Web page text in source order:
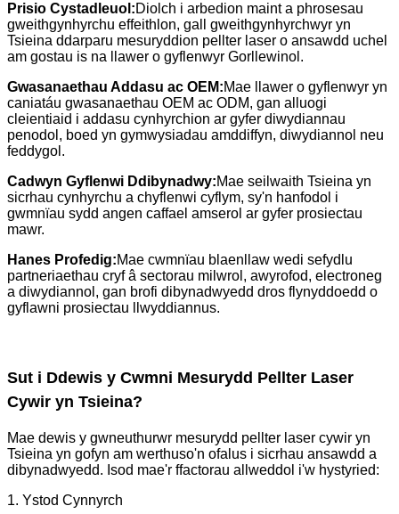
Prisio Cystadleuol:Diolch i arbedion maint a phrosesau
gweithgynhyrchu effeithlon, gall gweithgynhyrchwyr yn
Tsieina ddarparu mesuryddion pellter laser o ansawdd uchel
am gostau is na llawer o gyflenwyr Gorllewinol.
Gwasanaethau Addasu ac OEM:Mae llawer o gyflenwyr yn
caniatáu gwasanaethau OEM ac ODM, gan alluogi
cleientiaid i addasu cynhyrchion ar gyfer diwydiannau
penodol, boed yn gymwysiadau amddiffyn, diwydiannol neu
feddygol.
Cadwyn Gyflenwi Ddibynadwy:Mae seilwaith Tsieina yn
sicrhau cynhyrchu a chyflenwi cyflym, sy'n hanfodol i
gwmnïau sydd angen caffael amserol ar gyfer prosiectau
mawr.
Hanes Profedig:Mae cwmnïau blaenllaw wedi sefydlu
partneriaethau cryf â sectorau milwrol, awyrofod, electroneg
a diwydiannol, gan brofi dibynadwyedd dros flynyddoedd o
gyflawni prosiectau llwyddiannus.
Sut i Ddewis y Cwmni Mesurydd Pellter Laser
Cywir yn Tsieina?
Mae dewis y gwneuthurwr mesurydd pellter laser cywir yn
Tsieina yn gofyn am werthuso'n ofalus i sicrhau ansawdd a
dibynadwyedd. Isod mae'r ffactorau allweddol i'w hystyried:
1. Ystod Cynnyrch